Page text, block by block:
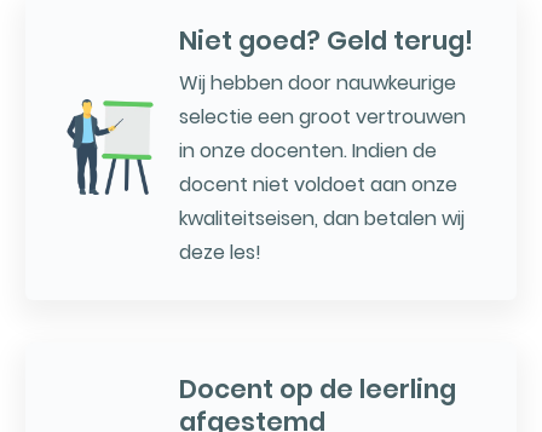
Niet goed? Geld terug!
Wij hebben door nauwkeurige
selectie een groot vertrouwen
in onze docenten. Indien de
docent niet voldoet aan onze
kwaliteitseisen, dan betalen wij
deze les!
Docent op de leerling
afgestemd